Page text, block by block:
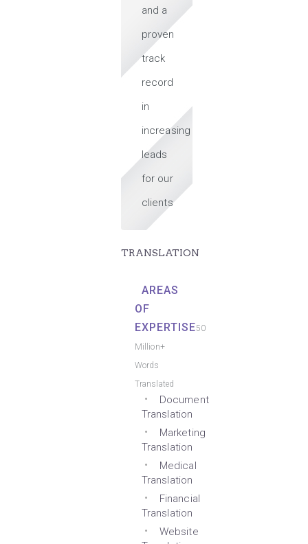
and a
proven
track
record
in
increasing
leads
for our
clients
TRANSLATION
AREAS
OF
EXPERTISE50
Million+
Words
Translated
Document
Translation
Marketing
Translation
Medical
Translation
Financial
Translation
Website